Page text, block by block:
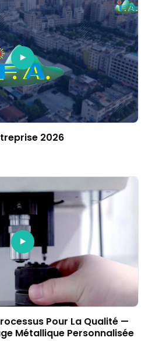
2026
Pour La Qualité —
Métallique Personnalisée